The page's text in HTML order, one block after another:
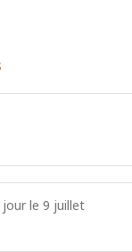
jour le 9 juillet